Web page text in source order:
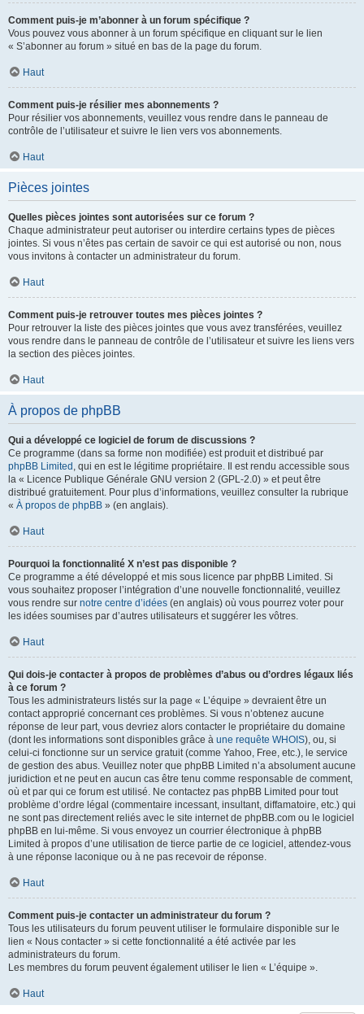
Comment puis-je m’abonner à un forum spécifique ?
Vous pouvez vous abonner à un forum spécifique en cliquant sur le lien
« S’abonner au forum » situé en bas de la page du forum.
Haut
Comment puis-je résilier mes abonnements ?
Pour résilier vos abonnements, veuillez vous rendre dans le panneau de
contrôle de l’utilisateur et suivre le lien vers vos abonnements.
Haut
Pièces jointes
Quelles pièces jointes sont autorisées sur ce forum ?
Chaque administrateur peut autoriser ou interdire certains types de pièces
jointes. Si vous n’êtes pas certain de savoir ce qui est autorisé ou non, nous
vous invitons à contacter un administrateur du forum.
Haut
Comment puis-je retrouver toutes mes pièces jointes ?
Pour retrouver la liste des pièces jointes que vous avez transférées, veuillez
vous rendre dans le panneau de contrôle de l’utilisateur et suivre les liens vers
la section des pièces jointes.
Haut
À propos de phpBB
Qui a développé ce logiciel de forum de discussions ?
Ce programme (dans sa forme non modifiée) est produit et distribué par
phpBB Limited , qui en est le légitime propriétaire. Il est rendu accessible sous
la « Licence Publique Générale GNU version 2 (GPL-2.0) » et peut être
distribué gratuitement. Pour plus d’informations, veuillez consulter la rubrique
« À propos de phpBB » (en anglais).
Haut
Pourquoi la fonctionnalité X n’est pas disponible ?
Ce programme a été développé et mis sous licence par phpBB Limited. Si
vous souhaitez proposer l’intégration d’une nouvelle fonctionnalité, veuillez
vous rendre sur notre centre d’idées (en anglais) où vous pourrez voter pour
les idées soumises par d’autres utilisateurs et suggérer les vôtres.
Haut
Qui dois-je contacter à propos de problèmes d’abus ou d’ordres légaux liés
à ce forum ?
Tous les administrateurs listés sur la page « L’équipe » devraient être un
contact approprié concernant ces problèmes. Si vous n’obtenez aucune
réponse de leur part, vous devriez alors contacter le propriétaire du domaine
(dont les informations sont disponibles grâce à une requête WHOIS), ou, si
celui-ci fonctionne sur un service gratuit (comme Yahoo, Free, etc.), le service
de gestion des abus. Veuillez noter que phpBB Limited n’a absolument aucune
juridiction et ne peut en aucun cas être tenu comme responsable de comment,
où et par qui ce forum est utilisé. Ne contactez pas phpBB Limited pour tout
problème d’ordre légal (commentaire incessant, insultant, diffamatoire, etc.) qui
ne sont pas directement reliés avec le site internet de phpBB.com ou le logiciel
phpBB en lui-même. Si vous envoyez un courrier électronique à phpBB
Limited à propos d’une utilisation de tierce partie de ce logiciel, attendez-vous
à une réponse laconique ou à ne pas recevoir de réponse.
Haut
Comment puis-je contacter un administrateur du forum ?
Tous les utilisateurs du forum peuvent utiliser le formulaire disponible sur le
lien « Nous contacter » si cette fonctionnalité a été activée par les
administrateurs du forum.
Les membres du forum peuvent également utiliser le lien « L’équipe ».
Haut